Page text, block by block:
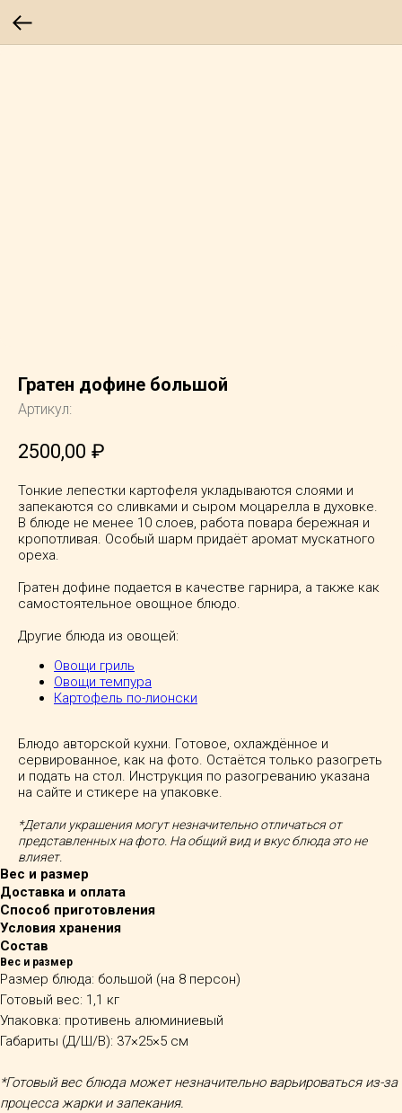
Гратен дофине большой
Артикул:
2500,00 ₽
Тонкие лепестки картофеля укладываются слоями и
запекаются со сливками и сыром моцарелла в духовке.
В блюде не менее 10 слоев, работа повара бережная и
кропотливая. Особый шарм придаёт аромат мускатного
ореха.
Гратен дофине подается в качестве гарнира, а также как
самостоятельное овощное блюдо.
Другие блюда из овощей:
Овощи гриль
Овощи темпура
Картофель по-лионски
Блюдо авторской кухни. Готовое, охлаждённое и
сервированное, как на фото. Остаётся только разогреть
и подать на стол. Инструкция по разогреванию указана
на сайте и стикере на упаковке.
*Детали украшения могут незначительно отличаться от
представленных на фото. На общий вид и вкус блюда это не
влияет.
Вес и размер
Доставка и оплата
Способ приготовления
Условия хранения
Состав
Вес и размер
Размер блюда: большой (на 8 персон)
Готовый вес: 1,1 кг
Упаковка: противень алюминиевый
Габариты (Д/Ш/В): 37×25×5 см
*Готовый вес блюда может незначительно варьироваться из-за
процесса жарки и запекания.